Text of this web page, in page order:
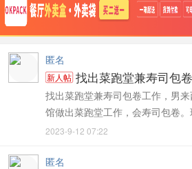
匿名
新人帖 找出菜跑堂兼寿司包
找出菜跑堂兼寿司包卷工作，男
馆做出菜跑堂工作，会寿司包卷
2023-9-12 07:22
匿名